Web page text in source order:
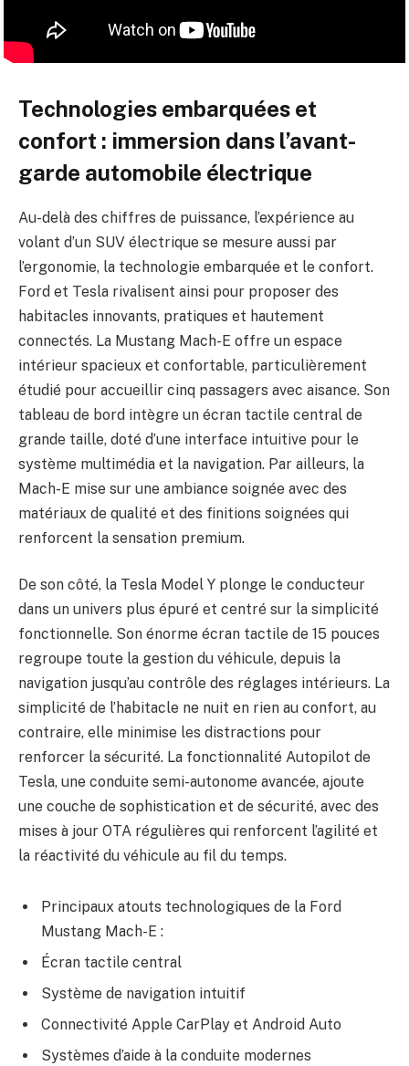
Technologies embarquées et
confort : immersion dans l’avant-
garde automobile électrique
Au-delà des chiffres de puissance, l’expérience au
volant d’un SUV électrique se mesure aussi par
l’ergonomie, la technologie embarquée et le confort.
Ford et Tesla rivalisent ainsi pour proposer des
habitacles innovants, pratiques et hautement
connectés. La Mustang Mach-E offre un espace
intérieur spacieux et confortable, particulièrement
étudié pour accueillir cinq passagers avec aisance. Son
tableau de bord intègre un écran tactile central de
grande taille, doté d’une interface intuitive pour le
système multimédia et la navigation. Par ailleurs, la
Mach-E mise sur une ambiance soignée avec des
matériaux de qualité et des finitions soignées qui
renforcent la sensation premium.
De son côté, la Tesla Model Y plonge le conducteur
dans un univers plus épuré et centré sur la simplicité
fonctionnelle. Son énorme écran tactile de 15 pouces
regroupe toute la gestion du véhicule, depuis la
navigation jusqu’au contrôle des réglages intérieurs. La
simplicité de l’habitacle ne nuit en rien au confort, au
contraire, elle minimise les distractions pour
renforcer la sécurité. La fonctionnalité Autopilot de
Tesla, une conduite semi-autonome avancée, ajoute
une couche de sophistication et de sécurité, avec des
mises à jour OTA régulières qui renforcent l’agilité et
la réactivité du véhicule au fil du temps.
Principaux atouts technologiques de la Ford
Mustang Mach-E :
Écran tactile central
Système de navigation intuitif
Connectivité Apple CarPlay et Android Auto
Systèmes d’aide à la conduite modernes